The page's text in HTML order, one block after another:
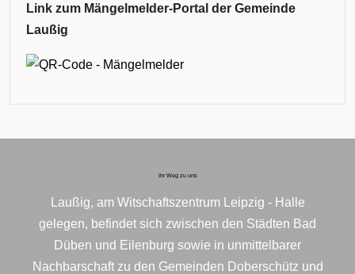
Link zum Mängelmelder-Portal der Gemeinde
Laußig
Ihr Weg zu uns
Laußig, am Witschaftszentrum Leipzig - Halle
gelegen, befindet sich zwischen den Städten Bad
Düben und Eilenburg sowie in unmittelbarer
Nachbarschaft zu den Gemeinden Doberschütz und